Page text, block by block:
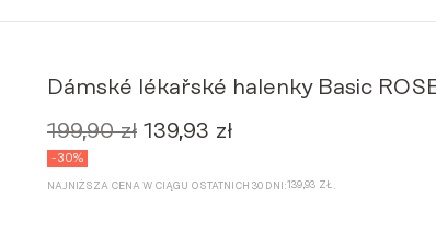
Dámské lékařské halenky Basic
199,90zł Původní
byla:
139,93 złAktuální
je:
-30%
NAJNIŻSZA CENA W CIĄGU OSTATNICH 30 DNI:139,93 ZŁ